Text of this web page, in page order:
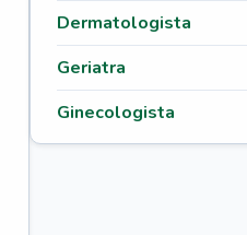
Dermatologista
Geriatra
Ginecologista